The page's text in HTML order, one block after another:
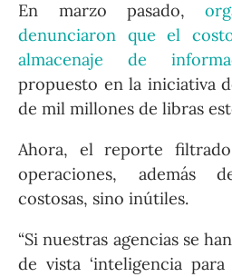
En marzo pasado,
denunciaron que el
almacenaje de
propuesto en la iniciativa
de mil millones de libras
Ahora, el reporte
operaciones, además
costosas, sino inútiles.
“Si nuestras agencias se
de vista ‘inteligencia para